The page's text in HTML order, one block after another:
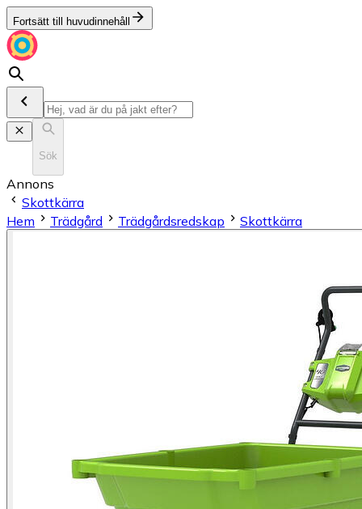
Fortsätt till huvudinnehåll
Sök
Annons
Skottkärra
Hem
Trädgård Trädgårdsredskap Skottkärra